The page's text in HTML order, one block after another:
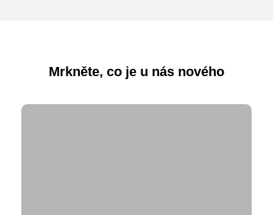
Mrkněte, co je u nás nového